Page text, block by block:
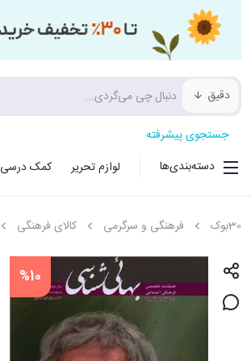
دقیق
جستجوی پیشرفته
دسته‌بندی‌ها
لوازم تحریر کمک درسی
30بوک فرهنگی و سرگرمی کالای فرهنگی
%10